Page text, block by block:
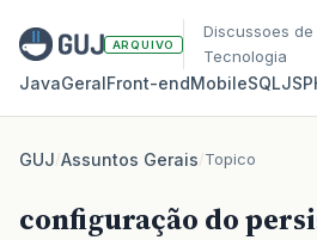
ARQUIVO
Discussoes
Tecnologia
JavaGeralFront‑endMobileSQLJS
GUJ/Assuntos Gerais/Topico
configuração do